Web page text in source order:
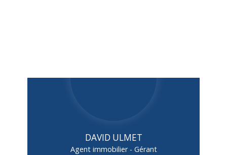
DAVID ULMET
Agent immobilier - Gérant